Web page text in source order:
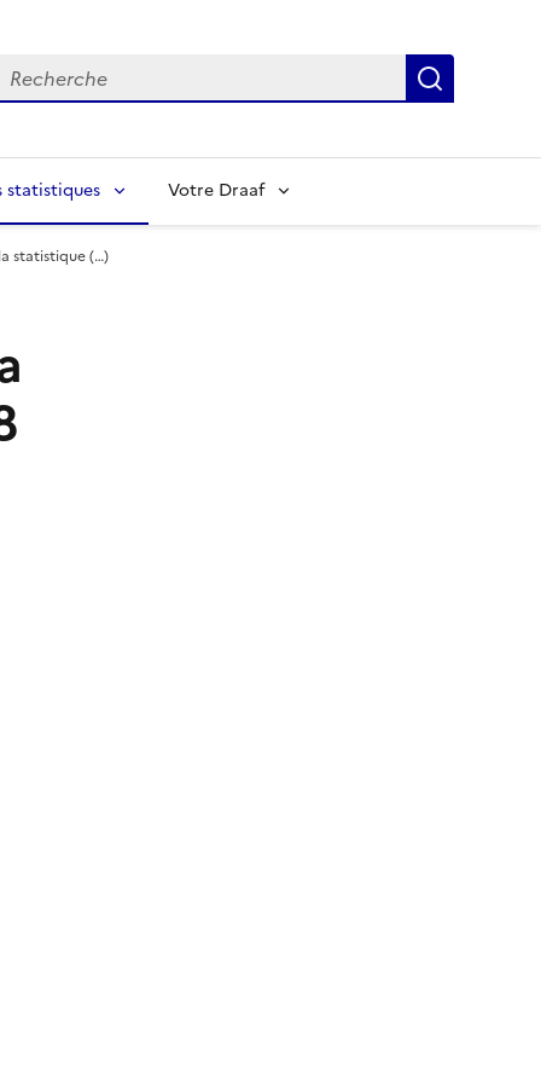
Recherche
statistiques Votre Draaf
statistique (…)